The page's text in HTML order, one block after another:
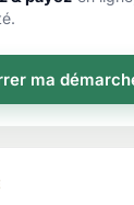
ma